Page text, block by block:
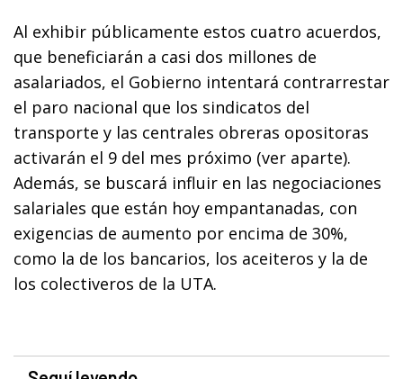
Al exhibir públicamente estos cuatro acuerdos,
que beneficiarán a casi dos millones de
asalariados, el Gobierno intentará contrarrestar
el paro nacional que los sindicatos del
transporte y las centrales obreras opositoras
activarán el 9 del mes próximo (ver aparte).
Además, se buscará influir en las negociaciones
salariales que están hoy empantanadas, con
exigencias de aumento por encima de 30%,
como la de los bancarios, los aceiteros y la de
los colectiveros de la UTA.